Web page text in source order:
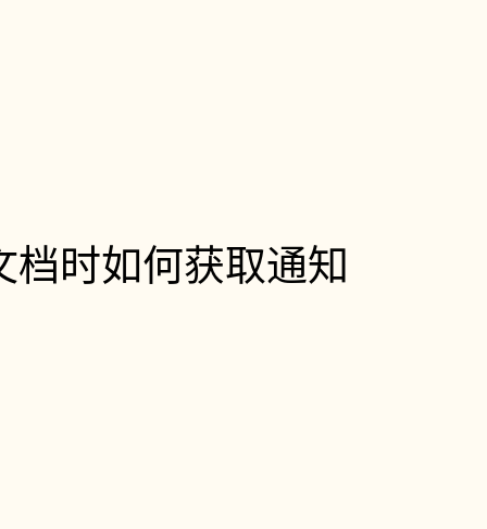
时如何获取通知